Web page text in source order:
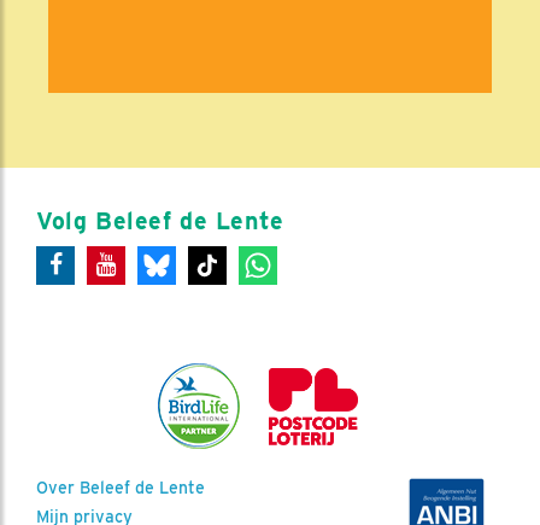
Volg Beleef de Lente
Over Beleef de Lente
Mijn privacy